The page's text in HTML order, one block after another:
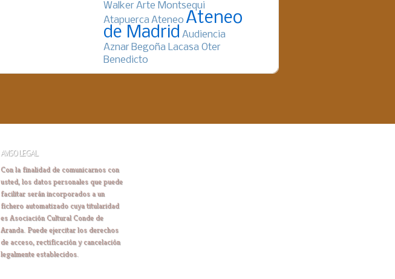
Walker Arte Montsequi
Atapuerca Ateneo Ateneo
de Madrid Audiencia
Aznar Begoña Lacasa Oter
Benedicto
AVISO LEGAL
Con la finalidad de comunicarnos con
usted, los datos personales que puede
facilitar serán incorporados a un
fichero automatizado cuya titularidad
es Asociación Cultural Conde de
Aranda. Puede ejercitar los derechos
de acceso, rectificación y cancelación
legalmente establecidos.